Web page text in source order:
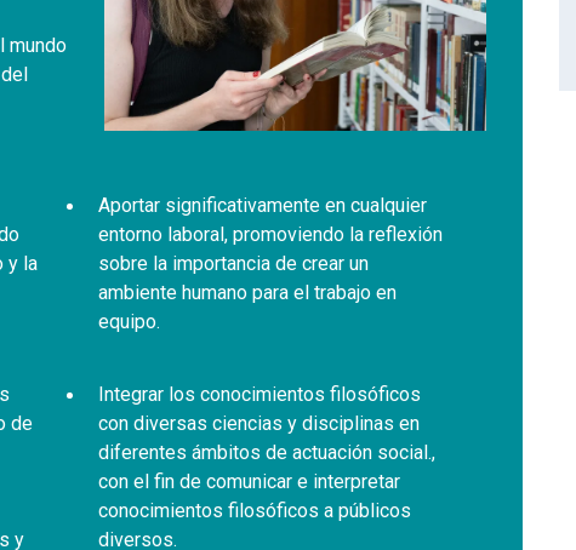
mundo
y la
Aportar significativamente en cualquier
entorno laboral, promoviendo la reflexión
sobre la importancia de crear un
ambiente humano para el trabajo en
equipo.
de
y
Integrar los conocimientos filosóficos
con diversas ciencias y disciplinas en
diferentes ámbitos de actuación social.,
con el fin de comunicar e interpretar
conocimientos filosóficos a públicos
diversos.